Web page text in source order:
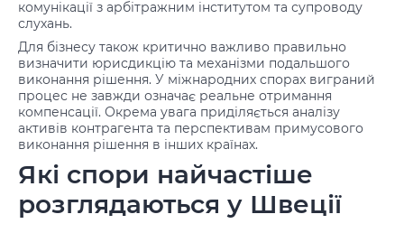
комунікації з арбітражним інститутом та супроводу
слухань.
Для бізнесу також критично важливо правильно
визначити юрисдикцію та механізми подальшого
виконання рішення. У міжнародних спорах виграний
процес не завжди означає реальне отримання
компенсації. Окрема увага приділяється аналізу
активів контрагента та перспективам примусового
виконання рішення в інших країнах.
Які спори найчастіше
розглядаються у Швеції